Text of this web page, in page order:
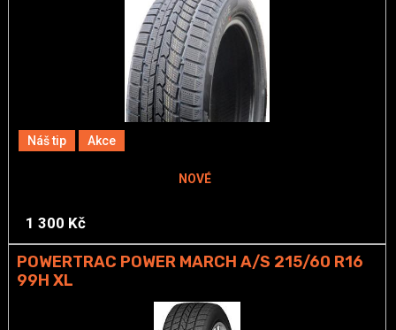
Náš tip Akce
NOVÉ
1 300 Kč
POWERTRAC POWER MARCH A/S 215/60 R16
99H XL